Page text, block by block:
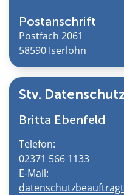
Postanschrift
Postfach 2061
58590 Iserlohn
Stv.
Britta Ebenfeld
Telefon:
02371 566 1133
E-Mail: